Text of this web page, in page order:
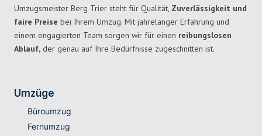
Umzugsmeister Berg Trier steht für Qualität, Zuverlässigkeit und
faire Preise bei Ihrem Umzug. Mit jahrelanger Erfahrung und
einem engagierten Team sorgen wir für einen reibungslosen
Ablauf, der genau auf Ihre Bedürfnisse zugeschnitten ist.
Umzüge
Büroumzug
Fernumzug